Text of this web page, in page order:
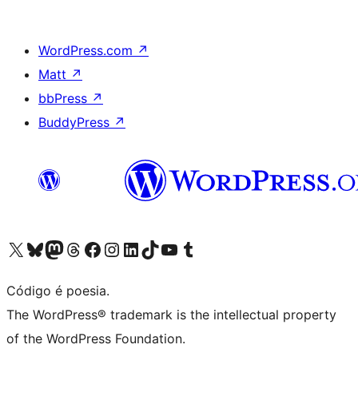
WordPress.com ↗
Matt ↗
bbPress ↗
BuddyPress ↗
Acessar nossa conta do X (antigo Twitter)
Acessar nossa conta do Bluesky
Acessar nossa conta do Mastodon
Acessar nossa conta do Threads
Acessar nossa página do Facebook
Acessar nossa conta do Instagram
Acessar nossa conta do LinkedIn
Acessar nossa conta do TikTok
Acessar nosso canal do YouTube
Acessar nossa conta no Tumblr
Código é poesia.
The WordPress® trademark is the intellectual property
of the WordPress Foundation.